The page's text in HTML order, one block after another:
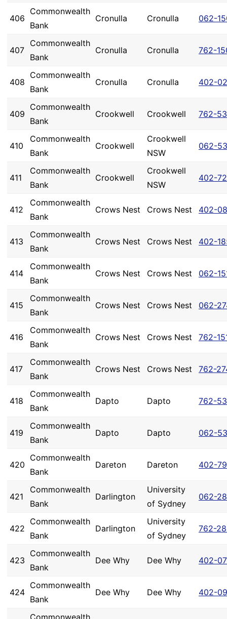
406
Commonwealth
Bank
Cronulla Cronulla 062-
407
Commonwealth
Bank
Cronulla Cronulla 762-
408
Commonwealth
Bank
Cronulla Cronulla 402-
409
Commonwealth
Bank
Crookwell Crookwell 762-
410
Commonwealth
Bank
Crookwell
Crookwell
NSW
062-
411
Commonwealth
Bank
Crookwell
Crookwell
NSW
402-
412
Commonwealth
Bank
Crows Nest Crows Nest 402-
413
Commonwealth
Bank
Crows Nest Crows Nest 402-
414
Commonwealth
Bank
Crows Nest Crows Nest 062-
415
Commonwealth
Bank
Crows Nest Crows Nest 062-
416
Commonwealth
Bank
Crows Nest Crows Nest 762-
417
Commonwealth
Bank
Crows Nest Crows Nest 762-
418
Commonwealth
Bank
Dapto Dapto 762-
419
Commonwealth
Bank
Dapto Dapto 062-
420
Commonwealth
Bank
Dareton Dareton 402-
421
Commonwealth
Bank
Darlington
University
of Sydney
062-
422
Commonwealth
Bank
Darlington
University
of Sydney
762-
423
Commonwealth
Bank
Dee Why Dee Why 402-
424
Commonwealth
Bank
Dee Why Dee Why 402-
Commonwealth